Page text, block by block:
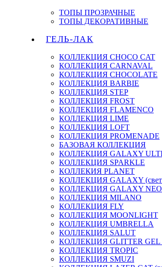
ТОПЫ ПРОЗРАЧНЫЕ
ТОПЫ ДЕКОРАТИВНЫЕ
ГЕЛЬ-ЛАК
КОЛЛЕКЦИЯ CHOCO CAT
КОЛЛЕКЦИЯ CARNAVAL
КОЛЛЕКЦИЯ CHOCOLATE
КОЛЛЕКЦИЯ BARBIE
КОЛЛЕКЦИЯ STEP
КОЛЛЕКЦИЯ FROST
КОЛЛЕКЦИЯ FLAMENCO
КОЛЛЕКЦИЯ LIME
КОЛЛЕКЦИЯ LOFT
КОЛЛЕКЦИЯ PROMENADE
БАЗОВАЯ КОЛЛЕКЦИЯ
КОЛЛЕКЦИЯ GALAXY
КОЛЛЕКЦИЯ SPARKLE
КОЛЛЕКИЯ PLANET
КОЛЛЕКЦИЯ GALAXY
КОЛЛЕКЦИЯ GALAXY
КОЛЛЕКЦИЯ MILANO
КОЛЛЕКЦИЯ FLY
КОЛЛЕКЦИЯ MOONLIGHT
КОЛЛЕКЦИЯ UMBRELLA
КОЛЛЕКЦИЯ SALUT
КОЛЛЕКЦИЯ GLITTER GEL
КОЛЛЕКЦИЯ TROPIC
КОЛЛЕКЦИЯ SMUZI